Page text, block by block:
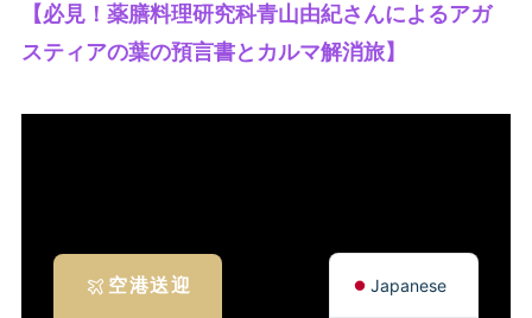
【必見！薬膳料理研究科青山由紀さんによるアガ
スティアの葉の預言書とカルマ解消旅】
空港送迎 Japanese